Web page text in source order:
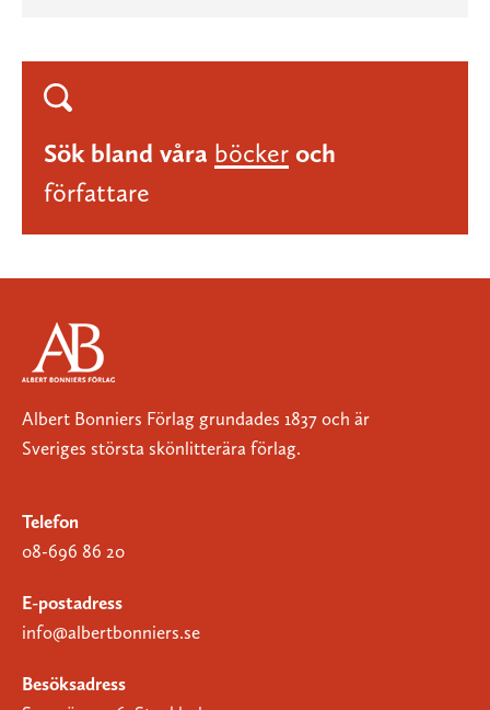
Sök bland våra böcker och
författare
Albert Bonniers Förlag grundades 1837 och är
Sveriges största skönlitterära förlag.
Telefon
08-696 86 20
E-postadress
info@albertbonniers.se
Besöksadress